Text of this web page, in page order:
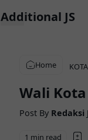
Home
Wali
Post By Redaksi
1 min read
Additional JS